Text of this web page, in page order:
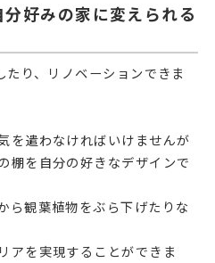
好みの家に変えられる
り、リノベーションできま
を遣わなければいけませんが
棚を自分の好きなデザインで
ら観葉植物をぶら下げたりな
アを実現することができま